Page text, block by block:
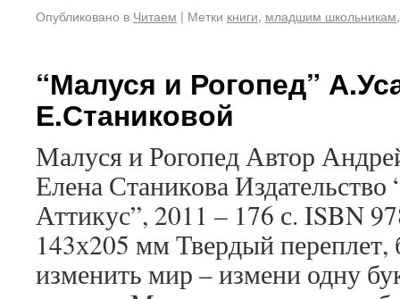
Опубликовано в Читаем | Метки книги, младшим школьникам
“Малуся и Рогопед”
Е.Станиковой
Малуся и Рогопед Автор
Елена Станикова
Аттикус”, 2011 – 176 с. ISBN
143х205 мм Твердый
изменить мир – измени одну